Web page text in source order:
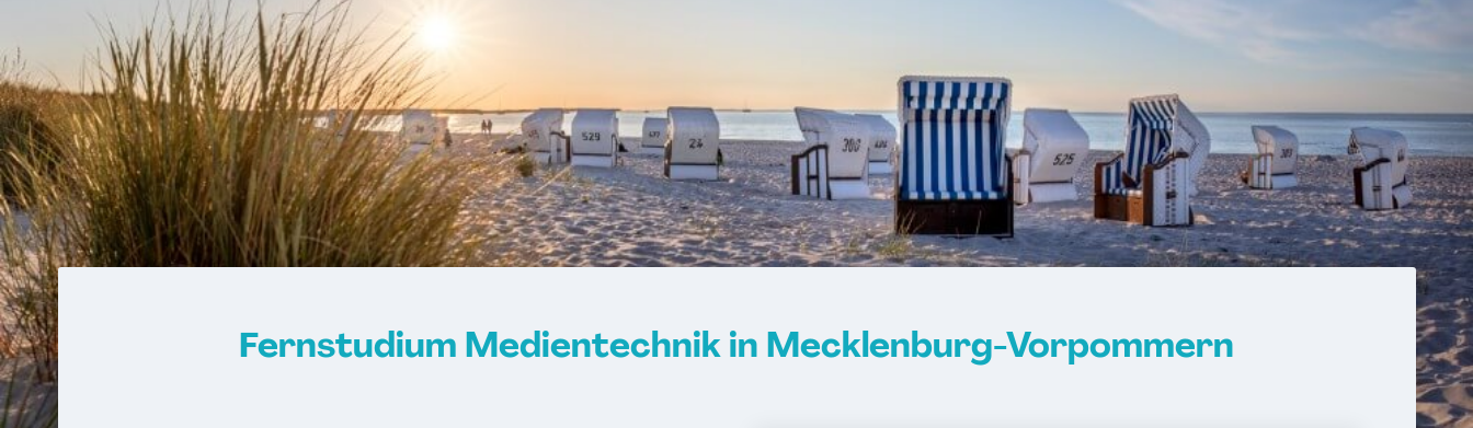
Fernstudium Medientechnik in Mecklenburg-Vorpommern